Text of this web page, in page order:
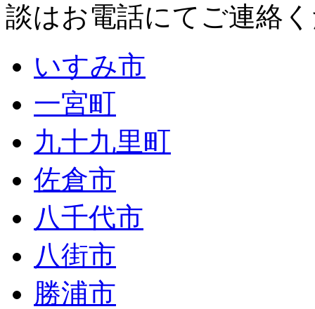
談はお電話にてご連絡
いすみ市
一宮町
九十九里町
佐倉市
八千代市
八街市
勝浦市